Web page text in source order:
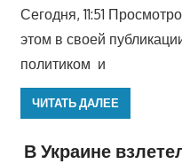
Сегодня, 11:51
этом в своей
политиком и
ЧИТАТЬ ДАЛЕЕ
В Украине